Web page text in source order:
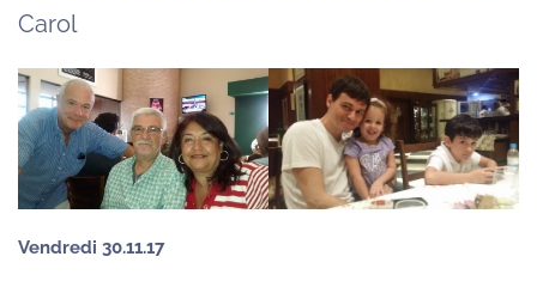
Carol
Vendredi 30.11.17